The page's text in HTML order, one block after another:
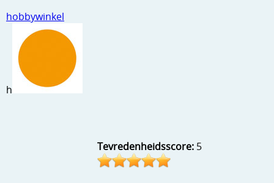
Stans machine en embossing machines
Stempels en zo
Template, mask, stencils, grids
Wat nog, een creatief kijkje
hobbywinkel
h
Tevredenheidsscore: 5